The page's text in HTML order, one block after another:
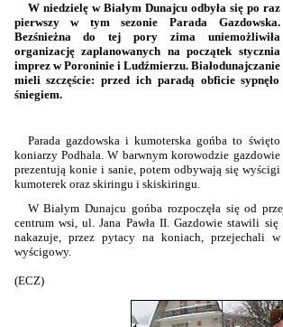
W niedzielę w Białym Dunajcu odbyła się po raz
pierwszy w tym sezonie Parada Gazdowska.
Bezśnieżna do tej pory zima uniemożliwiła
organizację zaplanowanych na początek stycznia
imprez w Poroninie i Ludźmierzu. Białodunajczanie
mieli szczęście: przed ich paradą obficie sypnęło
śniegiem.
Parada gazdowska i kumoterska gońba to święto
koniarzy Podhala. W barwnym korowodzie gazdowie
prezentują konie i sanie, potem odbywają się wyścigi
kumoterek oraz skiringu i skiskiringu.
W Białym Dunajcu gońba rozpoczęła się od
centrum wsi, ul. Jana Pawła II. Gazdowie stawili
nakazuje, przez pytacy na koniach, przejechali
wyścigowy.
(ECZ)